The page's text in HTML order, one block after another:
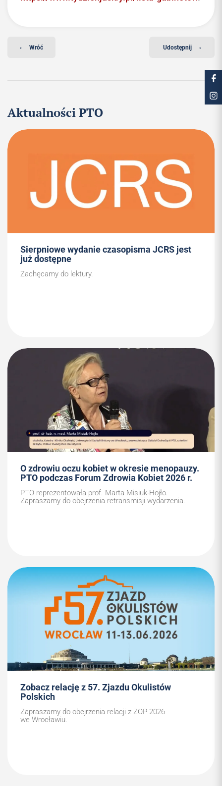
‹ Wróć Udostępnij ›
Aktualności PTO
Sierpniowe wydanie czasopisma JCRS jest
już dostępne
Zachęcamy do lektury.
O zdrowiu oczu kobiet w okresie menopauzy.
PTO podczas Forum Zdrowia Kobiet 2026 r.
PTO reprezentowała prof. Marta Misiuk-Hojło.
Zapraszamy do obejrzenia retransmisji wydarzenia.
Zobacz relację z 57. Zjazdu Okulistów
Polskich
Zapraszamy do obejrzenia relacji z ZOP 2026
we Wrocławiu.